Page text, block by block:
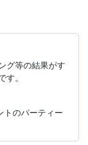
グ等の結果がす
す。
のパーティー